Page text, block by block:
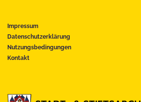
Impressum
Datenschutzerklärung
Nutzungsbedingungen
Kontakt